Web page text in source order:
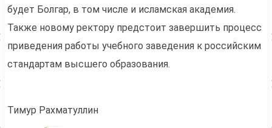
будет Болгар, в том числе и исламская академия.
Также новому ректору предстоит завершить процесс
приведения работы учебного заведения к российским
стандартам высшего образования.
Тимур Рахматуллин